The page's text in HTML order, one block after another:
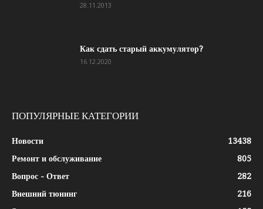
28.11.2013
Как сдать старый аккумулятор?
16.12.2020
ПОПУЛЯРНЫЕ КАТЕГОРИИ
Новости
13438
Ремонт и обслуживание
805
Вопрос - Ответ
282
Внешний тюнинг
216